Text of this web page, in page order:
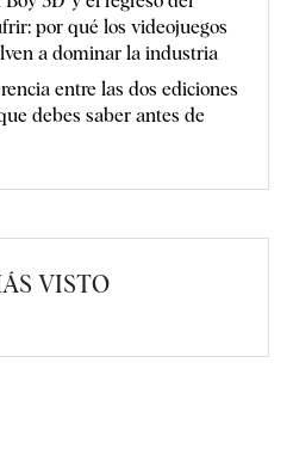
por qué los videojuegos
a dominar la industria
entre las dos ediciones
debes saber antes de
VISTO